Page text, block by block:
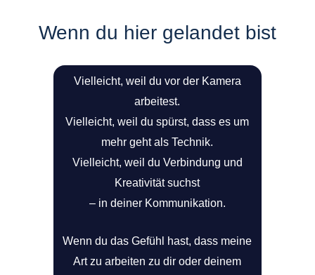
Wenn du hier gelandet bist
Vielleicht, weil du vor der Kamera
arbeitest.
Vielleicht, weil du spürst, dass es um
mehr geht als Technik.
Vielleicht, weil du Verbindung und
Kreativität suchst
– in deiner Kommunikation.
Wenn du das Gefühl hast, dass meine
Art zu arbeiten zu dir oder deinem